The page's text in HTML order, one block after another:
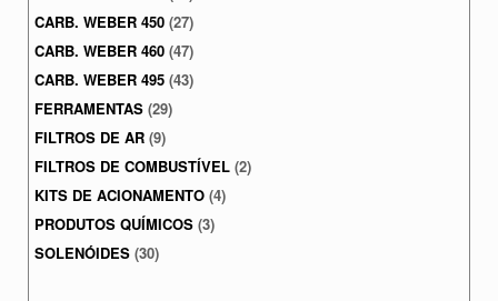
CARB. WEBER 450 (27)
CARB. WEBER 460 (47)
CARB. WEBER 495 (43)
FERRAMENTAS (29)
FILTROS DE AR (9)
FILTROS DE COMBUSTÍVEL (2)
KITS DE ACIONAMENTO (4)
PRODUTOS QUÍMICOS (3)
SOLENÓIDES (30)